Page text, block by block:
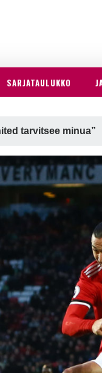
SARJATAULUKKO
tarvitsee minua”